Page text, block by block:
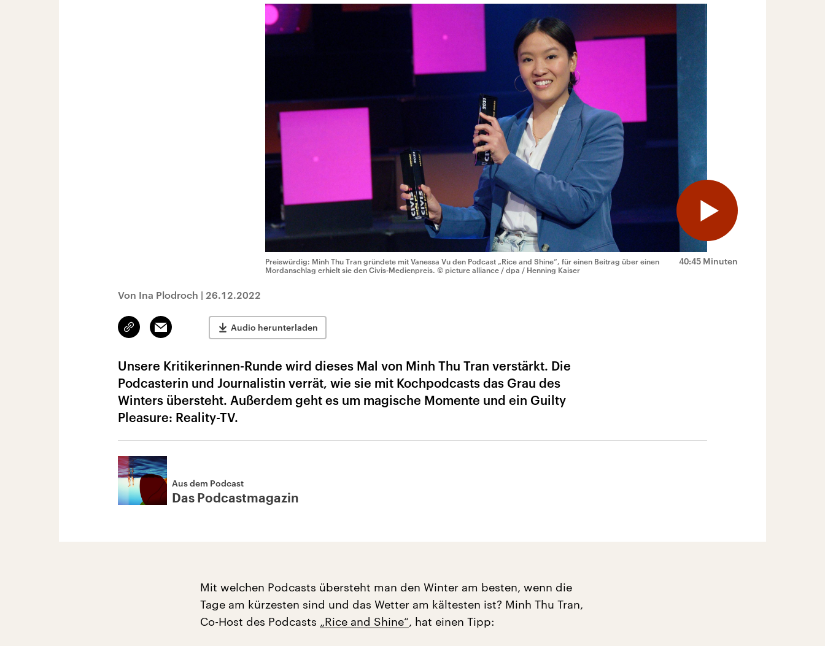
40:45 Minuten
Preiswürdig: Minh Thu Tran gründete mit Vanessa Vu den Podcast „Rice and Shine“, für einen Beitrag über einen
Mordanschlag erhielt sie den Civis-Medienpreis. © picture alliance / dpa / Henning Kaiser
Von Ina Plodroch | 26.12.2022
Link
kopieren/teilen
Email Audio herunterladen
Unsere Kritikerinnen-Runde wird dieses Mal von Minh Thu Tran verstärkt. Die
Podcasterin und Journalistin verrät, wie sie mit Kochpodcasts das Grau des
Winters übersteht. Außerdem geht es um magische Momente und ein Guilty
Pleasure: Reality-TV.
Aus dem Podcast
Das Podcastmagazin
Mit welchen Podcasts übersteht man den Winter am besten, wenn die
Tage am kürzesten sind und das Wetter am kältesten ist? Minh Thu Tran,
Co-Host des Podcasts „Rice and Shine“, hat einen Tipp: